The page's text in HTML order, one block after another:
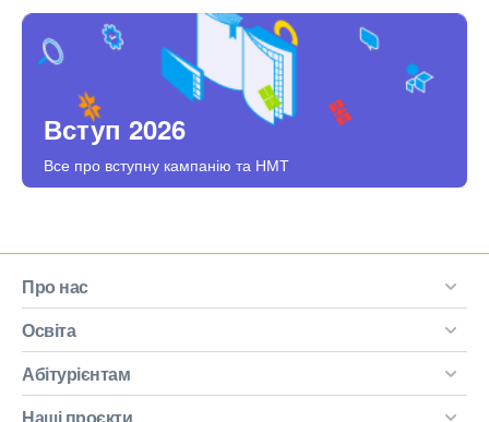
Вступ 2026
Все про вступну кампанію та НМТ
Про нас
Освіта
Абітурієнтам